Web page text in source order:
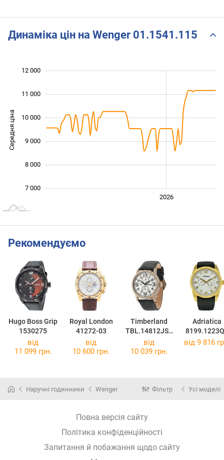
Динаміка цін на Wenger 01.1541.115
Середня ціна
7 000
8 000
9 000
10 000
11 000
12 000
2026
Рекомендуємо
Hugo Boss Grip
1530275
Royal London
41272-03
Timberland
TBL.14812JSK
/01
Adriatica
від
11 099 грн.
від
10 600 грн.
від
10 039 грн.
від 9 816
Наручні годинники Wenger Фільтр Усі моделі
Повна версія сайту
Політика конфіденційності
Запитання й побажання щодо сайту